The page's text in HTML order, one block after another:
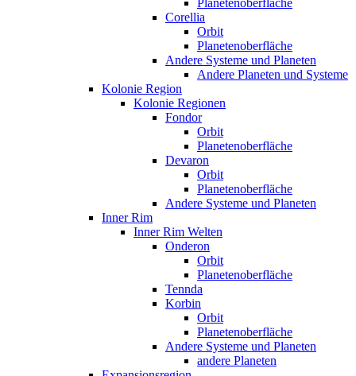
Corellia
Orbit
Planetenoberfläche
Andere Systeme und Planeten
Andere Planeten und Systeme
Kolonie Region
Kolonie Regionen
Fondor
Orbit
Planetenoberfläche
Devaron
Orbit
Planetenoberfläche
Andere Systeme und Planeten
Inner Rim
Inner Rim Welten
Onderon
Orbit
Planetenoberfläche
Tennda
Korbin
Orbit
Planetenoberfläche
Andere Systeme und Planeten
andere Planeten